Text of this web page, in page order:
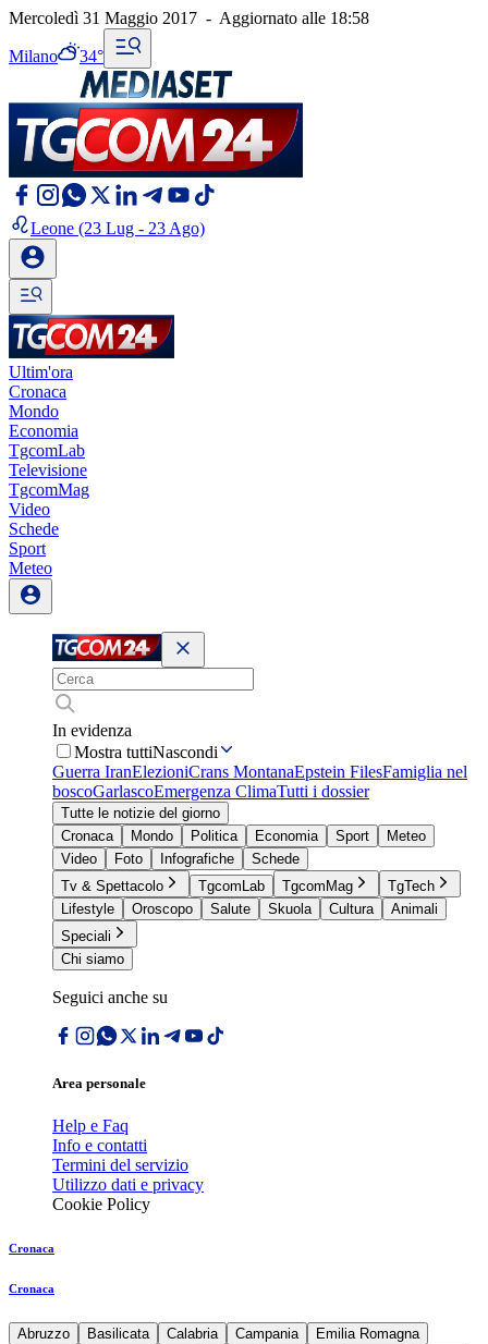
Mercoledì 31 Maggio 2017 - Aggiornato alle 18:58
Milano 34°
Leone (23 Lug - 23 Ago)
Ultim'ora
Cronaca
Mondo
Economia
TgcomLab
Televisione
TgcomMag
Video
Schede
Sport
Meteo
In evidenza
Mostra tuttiNascondi
Guerra IranElezioniCrans MontanaEpstein FilesFamiglia nel
boscoGarlascoEmergenza ClimaTutti i dossier
Tutte le notizie del giorno
Cronaca
Mondo Politica Economia Sport
Meteo
Video
Foto Infografiche
Schede
Tv & Spettacolo
TgcomLab TgcomMag
TgTech
Lifestyle
Oroscopo Salute Skuola Cultura
Animali
Speciali
Chi siamo
Seguici anche su
Area personale
Help e Faq
Info e contatti
Termini del servizio
Utilizzo dati e privacy
Cookie Policy
Cronaca
Cronaca
Abruzzo Basilicata Calabria Campania
Emilia Romagna